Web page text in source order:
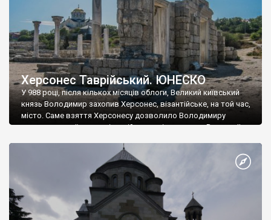
Херсонес Таврійський. ЮНЕСКО
У 988 році, після кількох місяців облоги, Великий київський
князь Володимир захопив Херсонес, візантійське, на той час,
місто. Саме взяття Херсонесу дозволило Володимиру
диктувати свої умови візантійському імператору Василю ІІ, та
Херсонесі Володимир-язичник, став Василем-християнином.
А потім було Хрещення Русі. На честь Херсонесу Таврійського